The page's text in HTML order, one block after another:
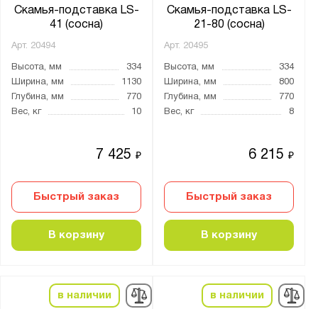
Скамья-подставка LS-
41 (сосна)
Арт. 20494
Высота, мм
334
Ширина, мм
1130
Глубина, мм
770
Вес, кг
10
7 425₽
Быстрый заказ
В корзину
Скамья-подставка LS-
21-80 (сосна)
Арт. 20495
Высота, мм
334
Ширина, мм
800
Глубина, мм
770
Вес, кг
8
6 215₽
Быстрый заказ
В корзину
в наличии в наличии